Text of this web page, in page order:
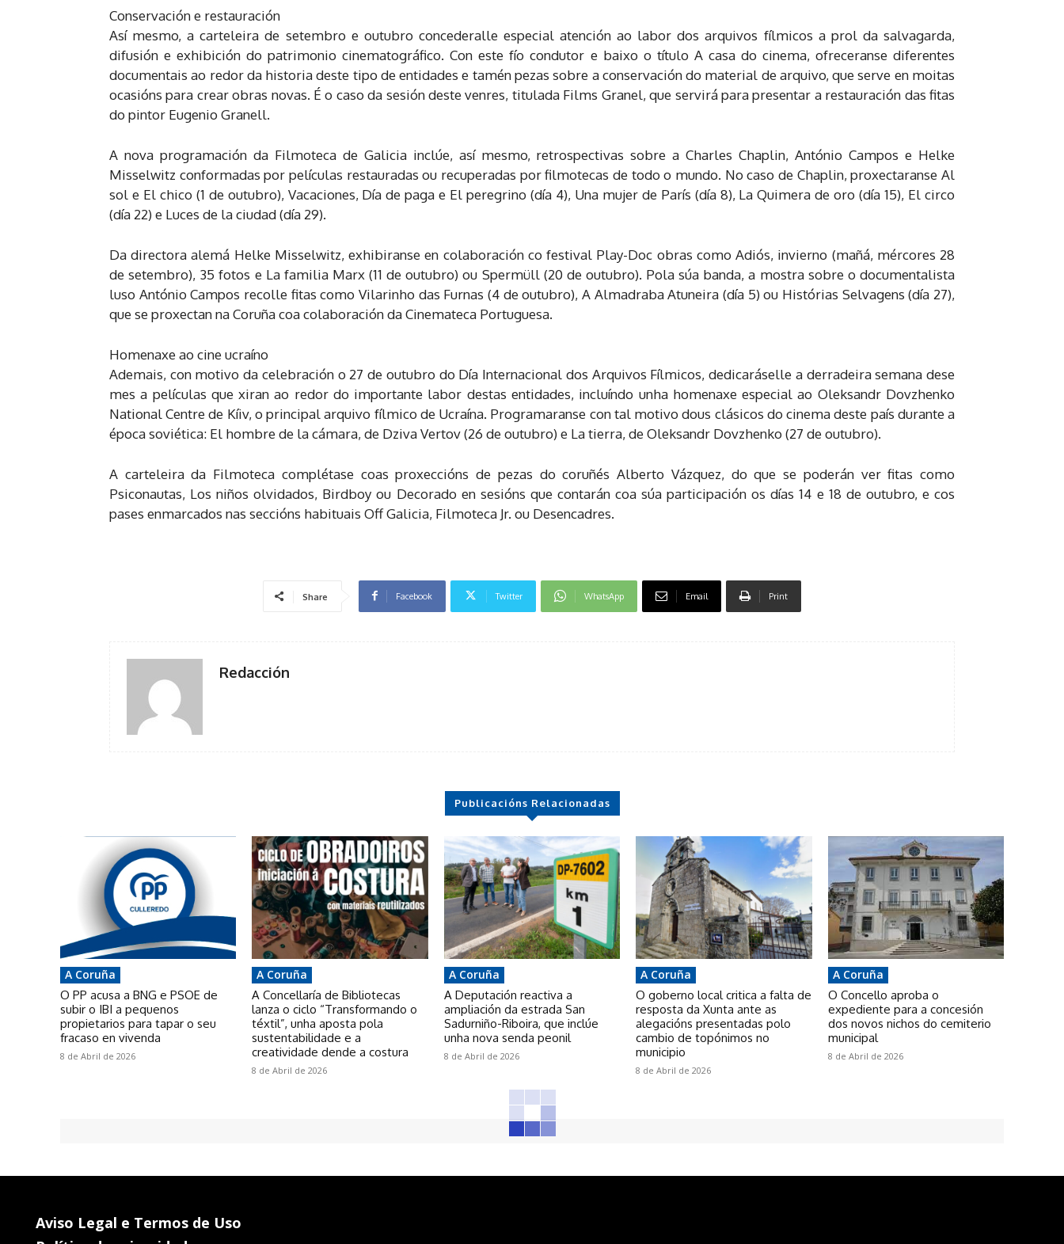
Conservación e restauración
Así mesmo, a carteleira de setembro e outubro concederalle especial atención ao labor dos arquivos fílmicos a prol da salvagarda,
difusión e exhibición do patrimonio cinematográfico. Con este fío condutor e baixo o título A casa do cinema, ofreceranse diferentes
documentais ao redor da historia deste tipo de entidades e tamén pezas sobre a conservación do material de arquivo, que serve en moitas
ocasións para crear obras novas. É o caso da sesión deste venres, titulada Films Granel, que servirá para presentar a restauración das fitas
do pintor Eugenio Granell.
A nova programación da Filmoteca de Galicia inclúe, así mesmo, retrospectivas sobre a Charles Chaplin, António Campos e Helke
Misselwitz conformadas por películas restauradas ou recuperadas por filmotecas de todo o mundo. No caso de Chaplin, proxectaranse Al
sol e El chico (1 de outubro), Vacaciones, Día de paga e El peregrino (día 4), Una mujer de París (día 8), La Quimera de oro (día 15), El circo
(día 22) e Luces de la ciudad (día 29).
Da directora alemá Helke Misselwitz, exhibiranse en colaboración co festival Play-Doc obras como Adiós, invierno (mañá, mércores 28
de setembro), 35 fotos e La familia Marx (11 de outubro) ou Spermüll (20 de outubro). Pola súa banda, a mostra sobre o documentalista
luso António Campos recolle fitas como Vilarinho das Furnas (4 de outubro), A Almadraba Atuneira (día 5) ou Histórias Selvagens (día 27),
que se proxectan na Coruña coa colaboración da Cinemateca Portuguesa.
Homenaxe ao cine ucraíno
Ademais, con motivo da celebración o 27 de outubro do Día Internacional dos Arquivos Fílmicos, dedicaráselle a derradeira semana dese
mes a películas que xiran ao redor do importante labor destas entidades, incluíndo unha homenaxe especial ao Oleksandr Dovzhenko
National Centre de Kíiv, o principal arquivo fílmico de Ucraína. Programaranse con tal motivo dous clásicos do cinema deste país durante a
época soviética: El hombre de la cámara, de Dziva Vertov (26 de outubro) e La tierra, de Oleksandr Dovzhenko (27 de outubro).
A carteleira da Filmoteca complétase coas proxeccións de pezas do coruñés Alberto Vázquez, do que se poderán ver fitas como
Psiconautas, Los niños olvidados, Birdboy ou Decorado en sesións que contarán coa súa participación os días 14 e 18 de outubro, e cos
pases enmarcados nas seccións habituais Off Galicia, Filmoteca Jr. ou Desencadres.
Share Facebook Twitter WhatsApp Email Print
Redacción
Publicacións Relacionadas
A Coruña
O PP acusa a BNG e PSOE de
subir o IBI a pequenos
propietarios para tapar o seu
fracaso en vivenda
8 de Abril de 2026
A Coruña
A Concellaría de Bibliotecas
lanza o ciclo “Transformando o
téxtil”, unha aposta pola
sustentabilidade e a
creatividade dende a costura
8 de Abril de 2026
A Coruña
A Deputación reactiva a
ampliación da estrada San
Sadurniño-Riboira, que inclúe
unha nova senda peonil
8 de Abril de 2026
A Coruña
O goberno local critica a falta de
resposta da Xunta ante as
alegacións presentadas polo
cambio de topónimos no
municipio
8 de Abril de 2026
A Coruña
O Concello aproba o
expediente para a concesión
dos novos nichos do cemiterio
municipal
8 de Abril de 2026
Aviso Legal e Termos de Uso